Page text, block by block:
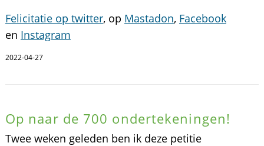
Felicitatie op twitter, op Mastadon, Facebook
en Instagram
2022-04-27
Op naar de 700 ondertekeningen!
Twee weken geleden ben ik deze petitie